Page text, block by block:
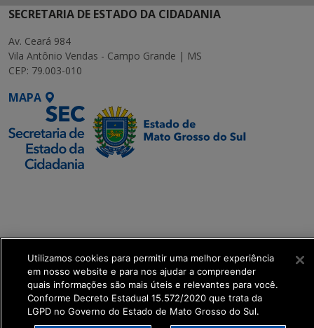
SECRETARIA DE ESTADO DA CIDADANIA
Av. Ceará 984
Vila Antônio Vendas - Campo Grande | MS
CEP: 79.003-010
MAPA
get_footer();
Utilizamos cookies para permitir uma melhor experiência
em nosso website e para nos ajudar a compreender
quais informações são mais úteis e relevantes para você.
Conforme Decreto Estadual 15.572/2020 que trata da
LGPD no Governo do Estado de Mato Grosso do Sul.